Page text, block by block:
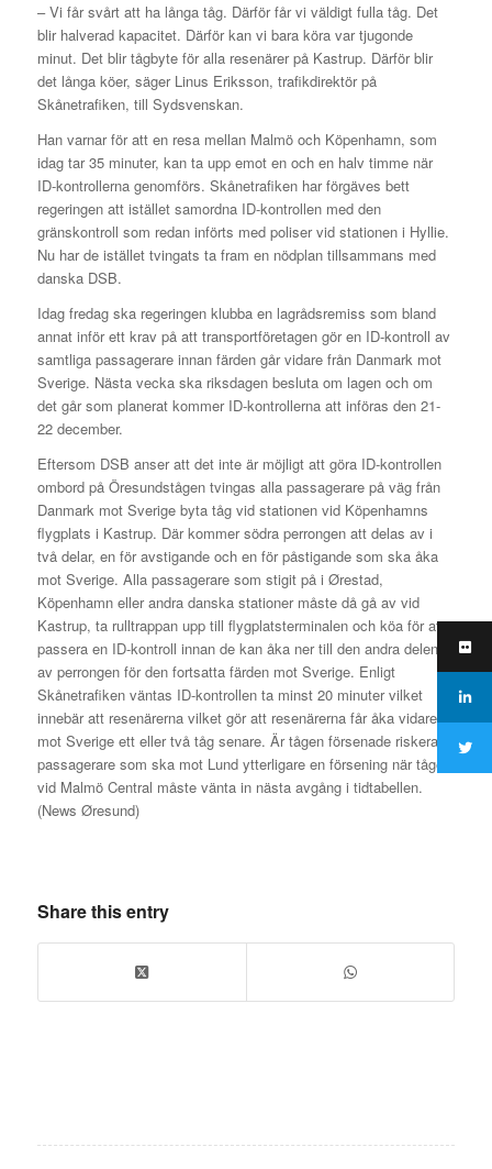
– Vi får svårt att ha långa tåg. Därför får vi väldigt fulla tåg. Det
blir halverad kapacitet. Därför kan vi bara köra var tjugonde
minut. Det blir tågbyte för alla resenärer på Kastrup. Därför blir
det långa köer, säger Linus Eriksson, trafikdirektör på
Skånetrafiken, till Sydsvenskan.
Han varnar för att en resa mellan Malmö och Köpenhamn, som
idag tar 35 minuter, kan ta upp emot en och en halv timme när
ID-kontrollerna genomförs. Skånetrafiken har förgäves bett
regeringen att istället samordna ID-kontrollen med den
gränskontroll som redan införts med poliser vid stationen i Hyllie.
Nu har de istället tvingats ta fram en nödplan tillsammans med
danska DSB.
Idag fredag ska regeringen klubba en lagrådsremiss som bland
annat inför ett krav på att transportföretagen gör en ID-kontroll av
samtliga passagerare innan färden går vidare från Danmark mot
Sverige. Nästa vecka ska riksdagen besluta om lagen och om
det går som planerat kommer ID-kontrollerna att införas den 21-
22 december.
Eftersom DSB anser att det inte är möjligt att göra ID-kontrollen
ombord på Öresundstågen tvingas alla passagerare på väg från
Danmark mot Sverige byta tåg vid stationen vid Köpenhamns
flygplats i Kastrup. Där kommer södra perrongen att delas av i
två delar, en för avstigande och en för påstigande som ska åka
mot Sverige. Alla passagerare som stigit på i Ørestad,
Köpenhamn eller andra danska stationer måste då gå av vid
Kastrup, ta rulltrappan upp till flygplatsterminalen och köa för att
passera en ID-kontroll innan de kan åka ner till den andra delen
av perrongen för den fortsatta färden mot Sverige. Enligt
Skånetrafiken väntas ID-kontrollen ta minst 20 minuter vilket
innebär att resenärerna vilket gör att resenärerna får åka vidare
mot Sverige ett eller två tåg senare. Är tågen försenade riskerar
passagerare som ska mot Lund ytterligare en försening när tågen
vid Malmö Central måste vänta in nästa avgång i tidtabellen.
(News Øresund)
Share this entry